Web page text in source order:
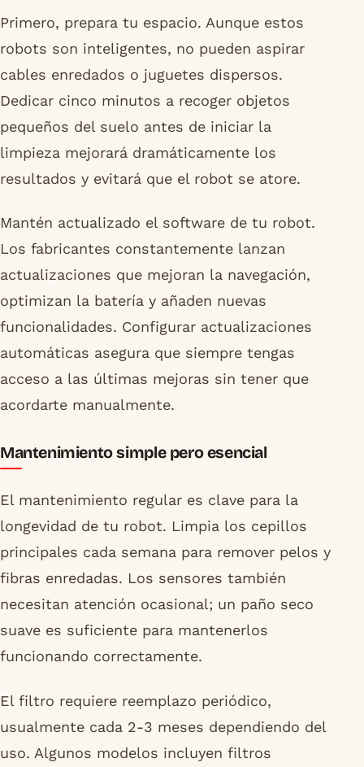
Primero, prepara tu espacio. Aunque estos
robots son inteligentes, no pueden aspirar
cables enredados o juguetes dispersos.
Dedicar cinco minutos a recoger objetos
pequeños del suelo antes de iniciar la
limpieza mejorará dramáticamente los
resultados y evitará que el robot se atore.
Mantén actualizado el software de tu robot.
Los fabricantes constantemente lanzan
actualizaciones que mejoran la navegación,
optimizan la batería y añaden nuevas
funcionalidades. Configurar actualizaciones
automáticas asegura que siempre tengas
acceso a las últimas mejoras sin tener que
acordarte manualmente.
Mantenimiento simple pero esencial
El mantenimiento regular es clave para la
longevidad de tu robot. Limpia los cepillos
principales cada semana para remover pelos y
fibras enredadas. Los sensores también
necesitan atención ocasional; un paño seco
suave es suficiente para mantenerlos
funcionando correctamente.
El filtro requiere reemplazo periódico,
usualmente cada 2-3 meses dependiendo del
uso. Algunos modelos incluyen filtros